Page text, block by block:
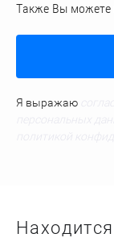
Также Вы можете
Я выражаю